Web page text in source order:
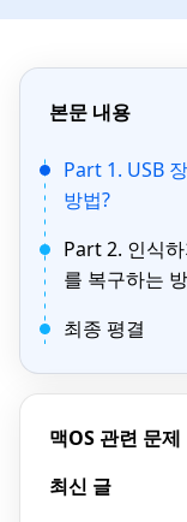
본문 내용
Part 1. USB
방법?
Part 2. 인식
를 복구하는
최종 평결
맥OS 관련 문제
최신 글